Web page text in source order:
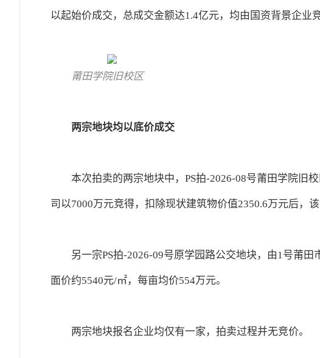
以起始价成交，总成交金额达1.4亿元，均由国资背景企业
莆田学院旧校区
两宗地块均以底价成交
本次拍卖的两宗地块中，PS拍-2026-08号莆田学院旧
司以7000万元竞得，扣除现状建筑物价值2350.6万元后，
另一宗PS拍-2026-09号原学园路公交地块，由1号莆
面价约5540元/㎡，每亩均价554万元。
两宗地块报名企业均仅有一家，拍卖过程并无竞价。